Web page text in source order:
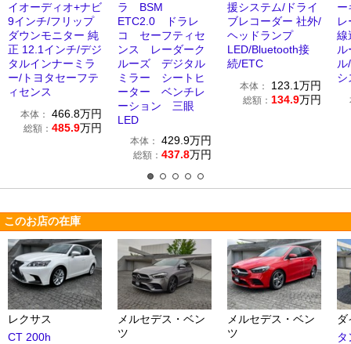
イオーディオ+ナビ
9インチ/フリップ
ダウンモニター 純
正 12.1インチ/デジ
タルインナーミラ
ー/トヨタセーフテ
ィセンス
本体： 466.8万円
総額： 485.9万円
ラ BSM
ETC2.0 ドラレ
コ セーフティセ
ンス レーダーク
ルーズ デジタル
ミラー シートヒ
ーター ベンチレ
ーション 三眼
LED
本体： 429.9万円
総額： 437.8万円
援システム/ドライ
ブレコーダー 社外/
ヘッドランプ
LED/Bluetooth接
続/ETC
本体： 123.1万円
総額： 134.9万円
ー
線
シ
このお店の在庫
レクサス
CT 200h
メルセデス・ベン
ツ
メルセデス・ベン
ツ